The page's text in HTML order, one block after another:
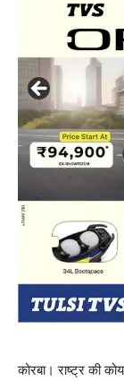
कोरबा। राष्ट्र की